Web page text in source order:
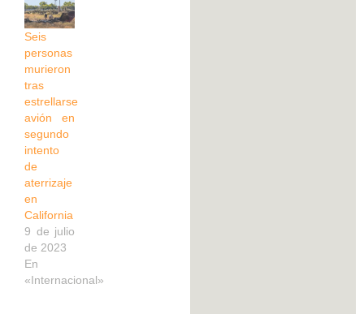
Seis
personas
murieron
tras
estrellarse
avión en
segundo
intento
de
aterrizaje
en
California
9 de julio
de 2023
En
«Internacional»